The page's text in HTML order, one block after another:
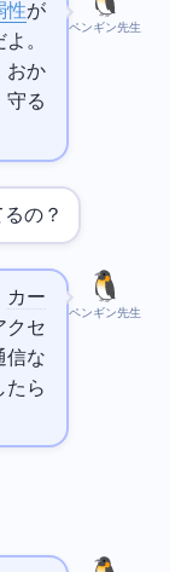
ペンギン先生
性が
おか
守る
の？
ペンギン先生
カー
クセ
信な
たら